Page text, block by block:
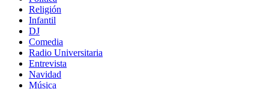
Religión
Infantil
DJ
Comedia
Radio Universitaria
Entrevista
Navidad
Música